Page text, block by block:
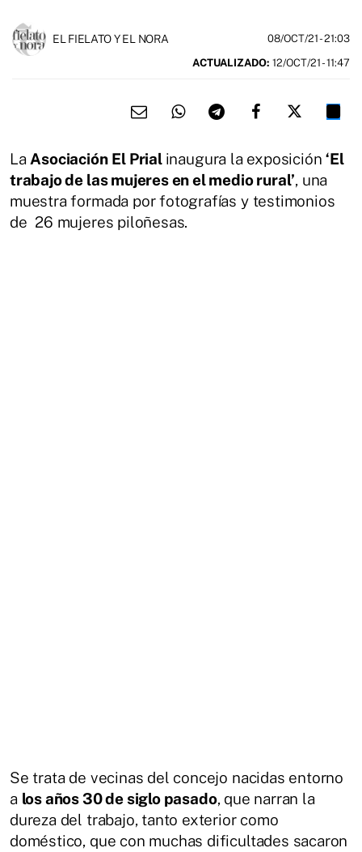
EL FIELATO Y EL NORA 08/OCT/21- 21:03
ACTUALIZADO: 12/OCT/21 - 11:47
La Asociación El Prial inaugura la exposición‘El
trabajo de las mujeres en el medio rural’, una
muestra formada por fotografías y testimonios
de 26 mujeres piloñesas.
Se trata de vecinas del concejo nacidas entorno
a los años 30 de siglo pasado, que narran la
dureza del trabajo, tanto exterior como
doméstico, que con muchas dificultades sacaron